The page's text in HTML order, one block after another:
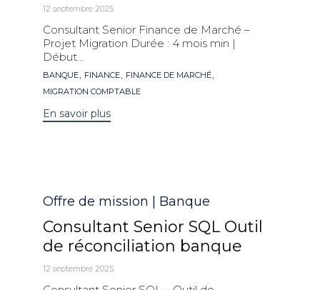
12 septembre 2025
Consultant Senior Finance de Marché –
Projet Migration Durée : 4 mois min |
Début...
Mots
clés
BANQUE, FINANCE, FINANCE DE MARCHÉ,
MIGRATION COMPTABLE
En savoir plus
Catégorie
Offre de mission | Banque
Consultant Senior SQL Outil
de réconciliation banque
12 septembre 2025